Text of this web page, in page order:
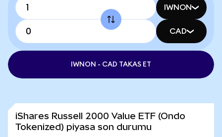
IWNON
CAD
IWNON - CAD TAKAS ET
iShares Russell 2000 Value ETF (Ondo
Tokenized) piyasa son durumu